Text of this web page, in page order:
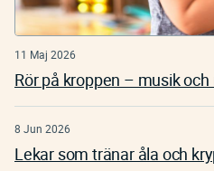
11 Maj 2026
Rör på kroppen – musik
8 Jun 2026
Lekar som tränar åla och